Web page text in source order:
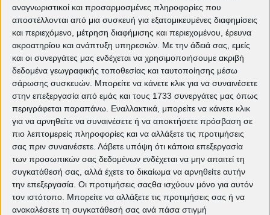
αναγνωριστικοί και προσαρμοσμένες πληροφορίες που
αποστέλλονται από μια συσκευή για εξατομικευμένες διαφημίσεις
και περιεχόμενο, μέτρηση διαφήμισης και περιεχομένου, έρευνα
ακροατηρίου και ανάπτυξη υπηρεσιών. Με την άδειά σας, εμείς
και οι συνεργάτες μας ενδέχεται να χρησιμοποιήσουμε ακριβή
δεδομένα γεωγραφικής τοποθεσίας και ταυτοποίησης μέσω
σάρωσης συσκευών. Μπορείτε να κάνετε κλικ για να συναινέσετε
στην επεξεργασία από εμάς και τους 1733 συνεργάτες μας όπως
περιγράφεται παραπάνω. Εναλλακτικά, μπορείτε να κάνετε κλικ
για να αρνηθείτε να συναινέσετε ή να αποκτήσετε πρόσβαση σε
πιο λεπτομερείς πληροφορίες και να αλλάξετε τις προτιμήσεις
σας πριν συναινέσετε. Λάβετε υπόψη ότι κάποια επεξεργασία
των προσωπικών σας δεδομένων ενδέχεται να μην απαιτεί τη
συγκατάθεσή σας, αλλά έχετε το δικαίωμα να αρνηθείτε αυτήν
την επεξεργασία. Οι προτιμήσεις σαςθα ισχύουν μόνο για αυτόν
τον ιστότοπο. Μπορείτε να αλλάξετε τις προτιμήσεις σας ή να
ανακαλέσετε τη συγκατάθεσή σας ανά πάσα στιγμή
21ο Φεστιβάλ Ντοκιμαντέρ
Θεσσαλονίκης στο Cine
Πετρούπολις
Παιδικές ταινίες στο Cine
Πετρούπολις
Cine Πετρούπολις - Καλοκαίρι 2019
Βραβευμένες ταινίες στο Cine
Πετρούπολις
Δείτε ακόμη:
Τρέχον πρόγραμμα προβολών